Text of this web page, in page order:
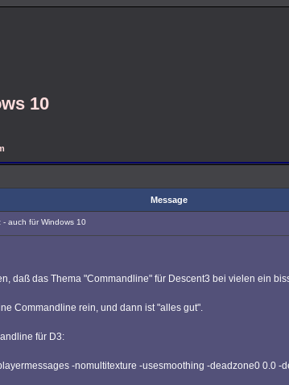
10
Message
auch für Windows 10
daß das Thema "Commandline" für Descent3 bei vielen ein
Commandline rein, und dann ist "alles gut".
für D3:
-nomultitexture -usesmoothing -deadzone0 0.0 -